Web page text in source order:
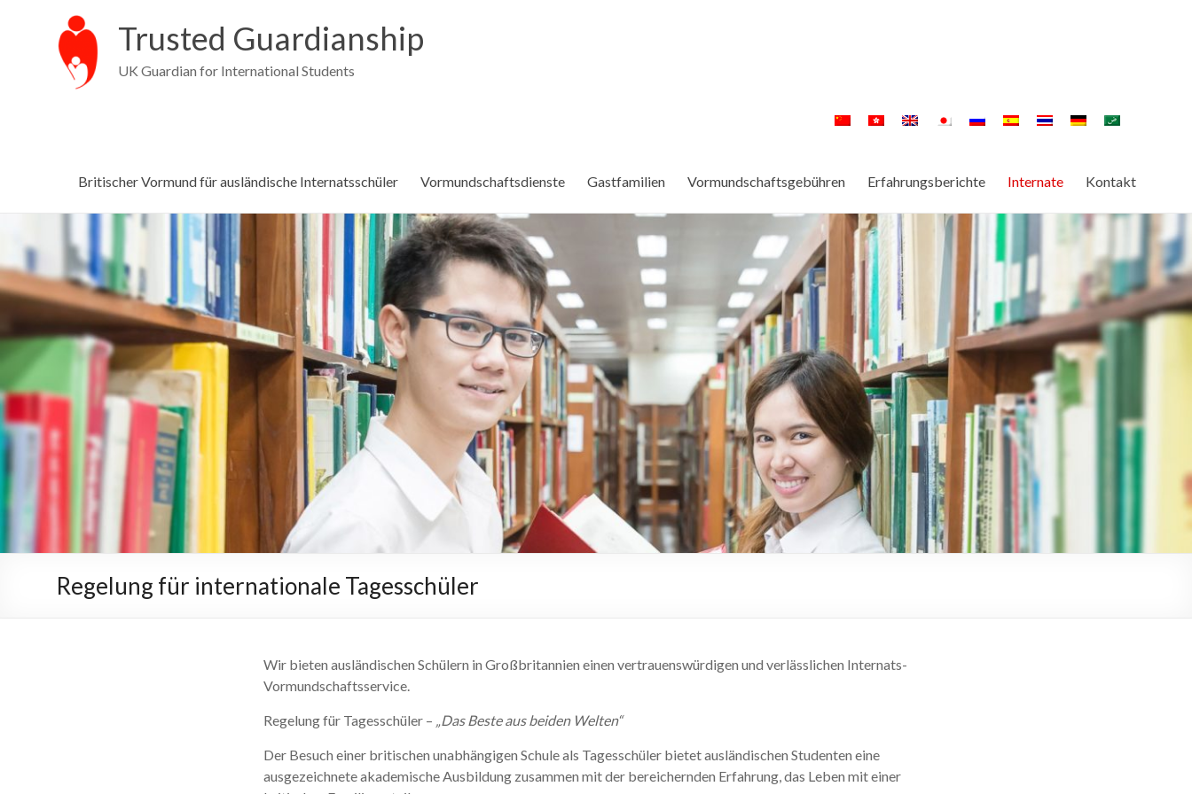
Trusted Guardianship
UK Guardian for International Students
Britischer Vormund für ausländische Internatsschüler Vormundschaftsdienste Gastfamilien Vormundschaftsgebühren Erfahrungsberichte Internate Kontakt
Regelung für internationale Tagesschüler
Wir bieten ausländischen Schülern in Großbritannien einen vertrauenswürdigen und verlässlichen Internats-
Vormundschaftsservice.
Regelung für Tagesschüler – „Das Beste aus beiden Welten“
Der Besuch einer britischen unabhängigen Schule als Tagesschüler bietet ausländischen Studenten eine
ausgezeichnete akademische Ausbildung zusammen mit der bereichernden Erfahrung, das Leben mit einer